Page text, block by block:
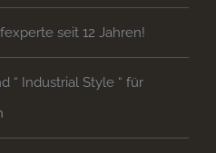
seit 12 Jahren!
“ Industrial Style “ für